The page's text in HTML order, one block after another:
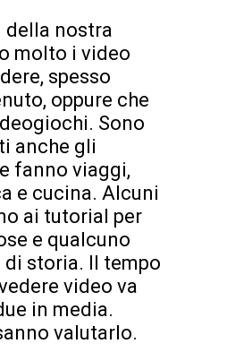
della nostra
molto i video
spesso
oppure che
Sono
anche gli
fanno viaggi,
e cucina. Alcuni
ai tutorial per
e qualcuno
di storia. Il tempo
video va
in media.
valutarlo.